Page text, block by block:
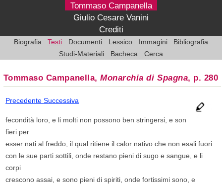
Tommaso Campanella
Giulio Cesare Vanini
Crediti
Biografia Testi Documenti Lessico Immagini
Bibliografia
Studi-Materiali
Bacheca Cerca
Tommaso Campanella,Monarchia di Spagna, p. 280
PrecedenteSuccessiva
fecondità loro, e li molti non possono ben stringersi, e son
fieri per
esser nati al freddo, il qual ritiene il calor nativo che non esali fuori
con le sue parti sottili, onde restano pieni di sugo e sangue, e li
corpi
crescono assai, e sono pieni di spiriti, onde fortissimi sono, e